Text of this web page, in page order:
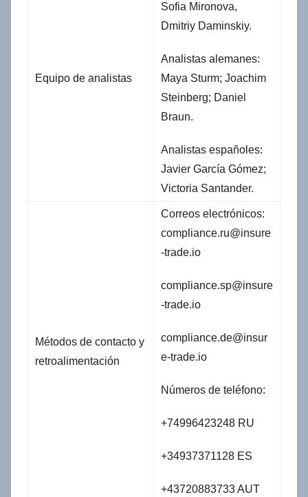
Equipo de analistas
Sofia Mironova,
Dmitriy Daminskiy.
Analistas alemanes:
Maya Sturm; Joachim
Steinberg; Daniel
Braun.
Analistas españoles:
Javier García Gómez;
Victoria Santander.
Métodos de contacto y
retroalimentación
Correos electrónicos:
compliance.ru@insure
-trade.io
compliance.sp@insure
-trade.io
compliance.de@insur
e-trade.io
Números de teléfono:
+74996423248 RU
+34937371128 ES
+43720883733 AUT